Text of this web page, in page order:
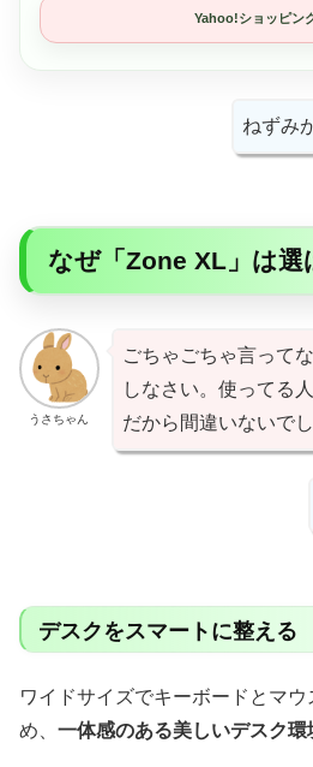
Yahoo!ショッピン
ねずみ
なぜ「Zone XL」は選
うさちゃん
ごちゃごちゃ言って
しなさい。使ってる
だから間違いないでし
デスクをスマートに整える
ワイドサイズでキーボードとマ
め、 一体感のある美しいデスク環